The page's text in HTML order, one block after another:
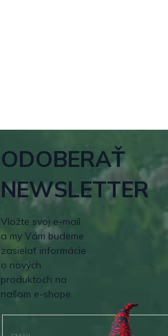
ODOBERAŤ
NEWSLETTER
Vložte svoj e-mail
a my Vám budeme
zasielať informácie
o nových
produktoch na
našom e-shope.